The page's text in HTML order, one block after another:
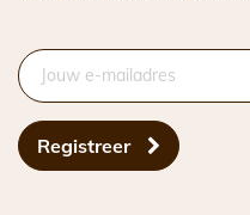
Registreer